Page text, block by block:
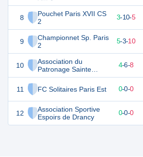
8
Pouchet Paris XVII CS
2
9
Championnet Sp. Paris
2
10
Association du
Patronage Sainte
Mélanie
11
FC Solitaires Paris Est
12
Association Sportive
Espoirs de Drancy
19 18 3-10-5
18 18 5-3-10
4-6-8
0 0 0-0-0
0 0-0-0